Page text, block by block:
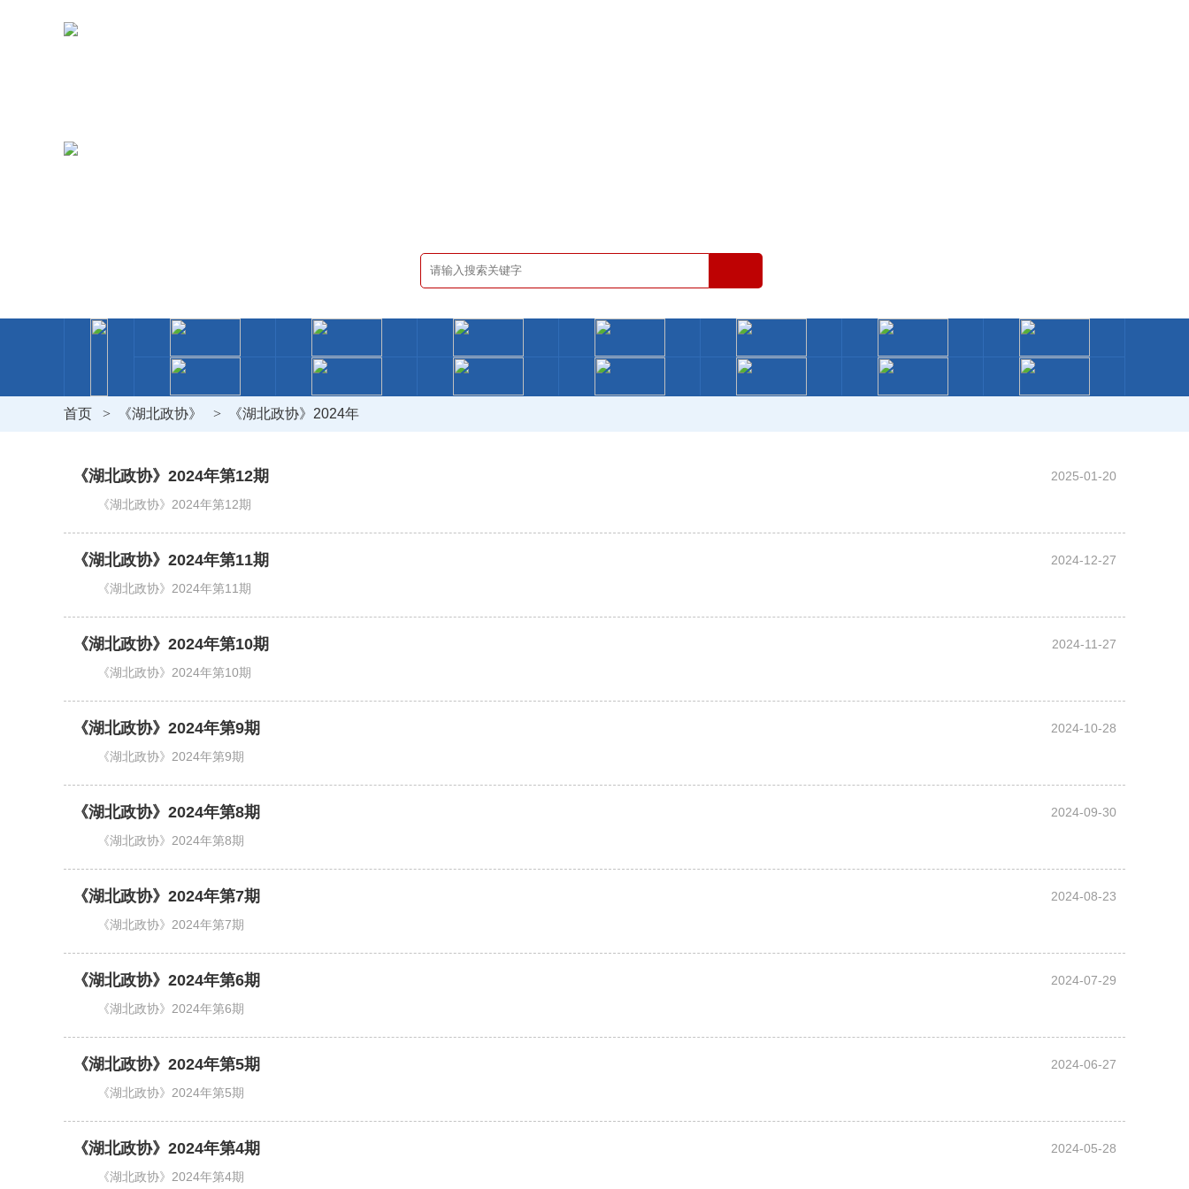
首页 > 《湖北政协》 > 《湖北政协》2024年
《湖北政协》2024年第12期
2025-01-20
《湖北政协》2024年第12期
《湖北政协》2024年第11期
2024-12-27
《湖北政协》2024年第11期
《湖北政协》2024年第10期
2024-11-27
《湖北政协》2024年第10期
《湖北政协》2024年第9期
2024-10-28
《湖北政协》2024年第9期
《湖北政协》2024年第8期
2024-09-30
《湖北政协》2024年第8期
《湖北政协》2024年第7期
2024-08-23
《湖北政协》2024年第7期
《湖北政协》2024年第6期
2024-07-29
《湖北政协》2024年第6期
《湖北政协》2024年第5期
2024-06-27
《湖北政协》2024年第5期
《湖北政协》2024年第4期
2024-05-28
《湖北政协》2024年第4期